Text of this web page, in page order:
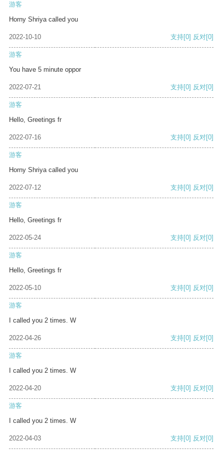
游客
Horny Shriya called you
2022-10-10 支持[0] 反对[0]
游客
You have 5 minute oppor
2022-07-21 支持[0] 反对[0]
游客
Hello, Greetings fr
2022-07-16 支持[0] 反对[0]
游客
Horny Shriya called you
2022-07-12 支持[0] 反对[0]
游客
Hello, Greetings fr
2022-05-24 支持[0] 反对[0]
游客
Hello, Greetings fr
2022-05-10 支持[0] 反对[0]
游客
I called you 2 times. W
2022-04-26 支持[0] 反对[0]
游客
I called you 2 times. W
2022-04-20 支持[0] 反对[0]
游客
I called you 2 times. W
2022-04-03 支持[0] 反对[0]